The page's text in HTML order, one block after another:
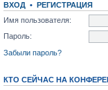
ВХОД • РЕГИСТРАЦИЯ
Имя пользователя:
Пароль:
Забыли пароль?
КТО СЕЙЧАС НА